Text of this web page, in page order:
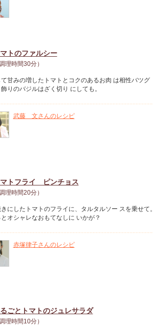
マトのファルシー
調理時間30分）
甘みの増したトマトとコクのあるお肉 は相性バツグ
りのバジルはざく切り にしても。
武藤 文さんのレシピ
マトフライ ピンチョス
調理時間20分）
にしたトマトのフライに、タルタルソー スを乗せて。
オシャレなおもてなしに いかが？
赤塚律子さんのレシピ
るごとトマトのジュレサラダ
調理時間10分）